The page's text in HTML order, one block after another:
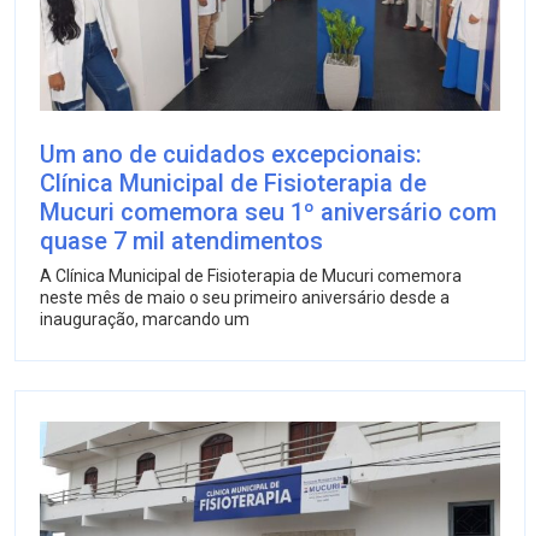
Um ano de cuidados excepcionais:
Clínica Municipal de Fisioterapia de
Mucuri comemora seu 1º aniversário com
quase 7 mil atendimentos
A Clínica Municipal de Fisioterapia de Mucuri comemora
neste mês de maio o seu primeiro aniversário desde a
inauguração, marcando um